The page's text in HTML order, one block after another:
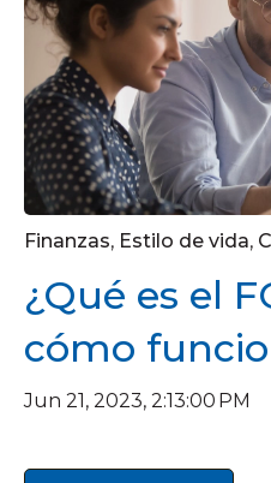
Finanzas, Estilo de vida,
¿Qué es el
cómo
Jun 21, 2023, 2:13:00 PM